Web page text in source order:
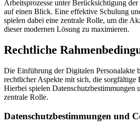
Arbeitsprozesse unter Berücksichtigung
auf einen Blick. Eine effektive Schulung
spielen dabei eine zentrale Rolle, um die
dieser modernen Lösung zu maximieren.
Rechtliche
Die Einführung der Digitalen Personalakte
rechtlicher Aspekte mit sich, die sorgfältige
Hierbei spielen Datenschutzbestimmungen
zentrale Rolle.
Datenschutzbestimmungen und